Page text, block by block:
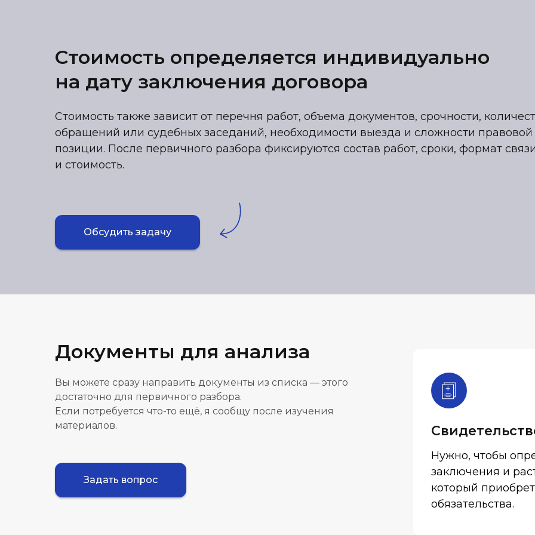
Стоимость определяется индивидуально
на дату заключения договора
Стоимость также зависит от перечня работ, объема документов, срочности,
обращений или судебных заседаний, необходимости выезда и сложности правовой
позиции. После первичного разбора фиксируются состав работ, сроки, формат связи
и стоимость.
Обсудить задачу
Документы для анализа
Вы можете сразу направить документы из списка — этого
достаточно для первичного разбора.
Если потребуется что-то ещё, я сообщу после изучения
материалов.
Задать вопрос
Нужно, чтобы
заключения и
который
обязательства.